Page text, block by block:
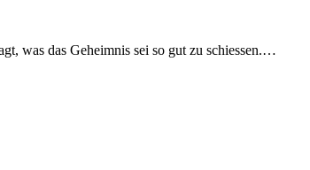
was das Geheimnis sei so gut zu schiessen.…